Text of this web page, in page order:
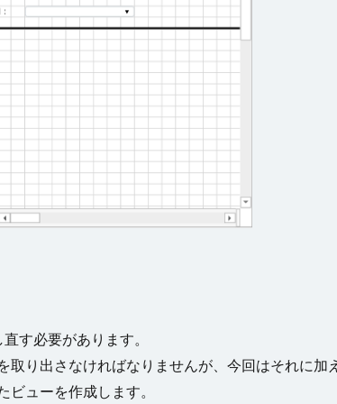
す必要があります。
り出さなければなりませんが、今回はそれに加
ビューを作成します。